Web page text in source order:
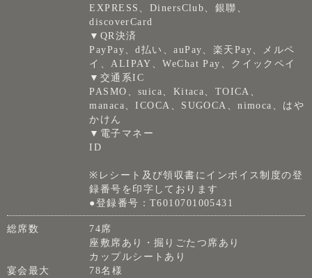
EXPRESS、DinersClub、銀聯、
discoverCard
▼QR決済
PayPay、d払い、auPay、楽天Pay、メルペ
イ、ALIPAY、WeChat Pay、クイックペイ
▼交通系IC
PASMO、suica、Kitaca、TOICA、
manaca、ICOCA、SUGOCA、nimoca、はや
かけん
▼電子マネー
ID
※レシート及び領収書にインボイス制度の登
録番号を印字しております
●登録番号：T6010701005431
総席数
74席
座敷席あり・掘りごたつ席あり
カップルシートあり
宴会最大
78名様